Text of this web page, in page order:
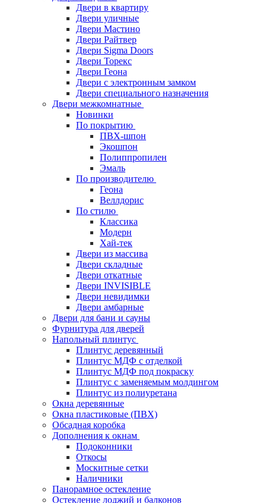
Двери в квартиру
Двери уличные
Двери Мастино
Двери Райтвер
Двери Sigma Doors
Двери Торекс
Двери Геона
Двери с электронным замком
Двери специального назначения
Двери межкомнатные
Новинки
По покрытию
ПВХ-шпон
Экошпон
Полиппропилен
Эмаль
По производителю
Геона
Веллдорис
По стилю
Классика
Модерн
Хай-тек
Двери из массива
Двери складные
Двери откатные
Двери INVISIBLE
Двери невидимки
Двери амбарные
Двери для бани и сауны
Фурнитура для дверей
Напольный плинтус
Плинтус деревянный
Плинтус МДФ с отделкой
Плинтус МДФ под покраску
Плинтус с заменяемым молдингом
Плинтус из полиуретана
Окна деревянные
Окна пластиковые (ПВХ)
Обсадная коробка
Дополнения к окнам
Подоконники
Откосы
Москитные сетки
Наличники
Панорамное остекление
Остекление лоджий и балконов